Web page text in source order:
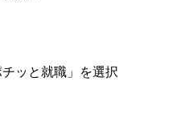
ッと就職」を選択